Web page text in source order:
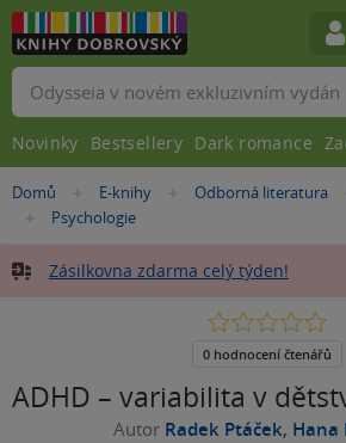
Nacházíte
Domů »E-knihy »
Odborná literatura
»Psychologie
Zásilkovna zdarma celý týden!
ADHD – variabilita v
Autor Radek Ptáček, Hana
0.0
5
0 hodnocení čtenářů
Vyhledávání
Novinky Bestsellery Dark romance